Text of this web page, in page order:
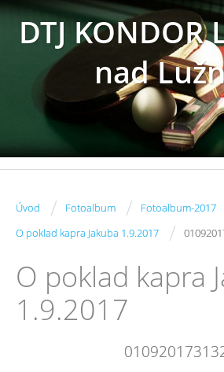
DTJ KONDOR
nad
Úvod / Fotoalbum / Fotoalbum-2017
O poklad kapra Jakuba 1.9.2017 /
O poklad kapra
1.9.2017